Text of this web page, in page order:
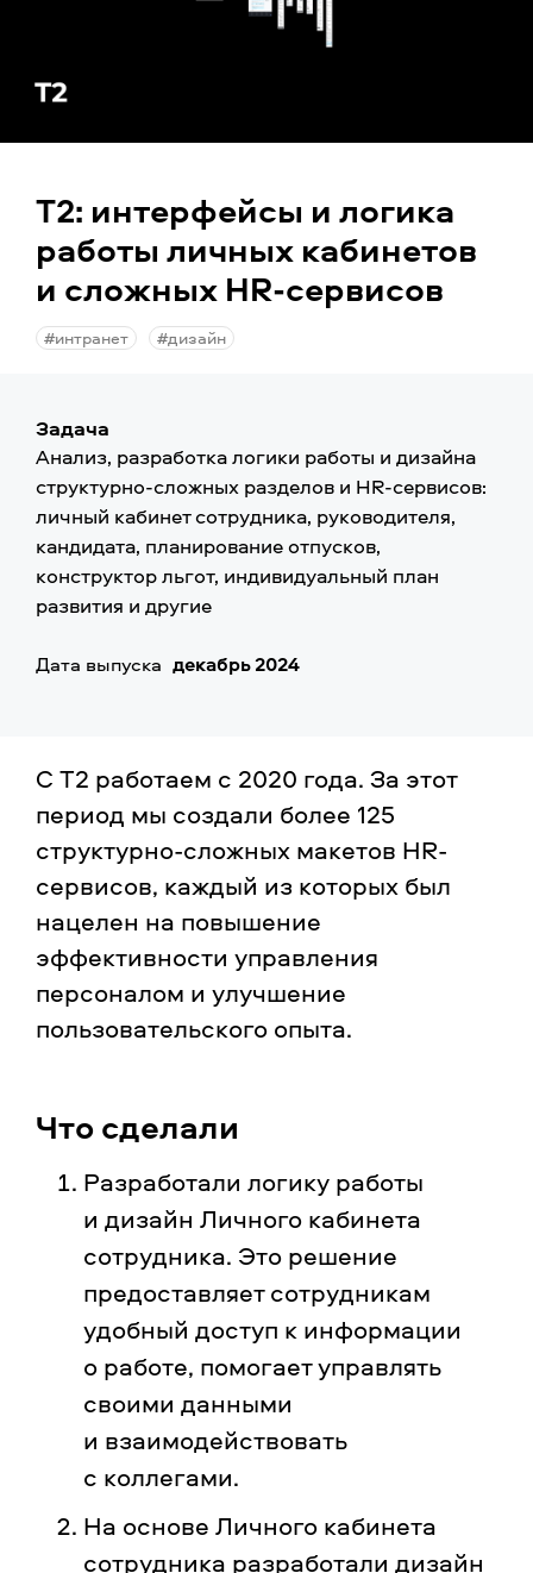
Т2: интерфейсы и логика
работы личных кабинетов
и сложных HR-сервисов
#интранет #дизайн
Задача
Анализ, разработка логики работы и дизайна
структурно-сложных разделов и HR-сервисов:
личный кабинет сотрудника, руководителя,
кандидата, планирование отпусков,
конструктор льгот, индивидуальный план
развития и другие
Дата выпуска декабрь 2024
С T2 работаем с 2020 года. За этот
период мы создали более 125
структурно-сложных макетов HR-
сервисов, каждый из которых был
нацелен на повышение
эффективности управления
персоналом и улучшение
пользовательского опыта.
Что сделали
Разработали логику работы
и дизайн Личного кабинета
сотрудника. Это решение
предоставляет сотрудникам
удобный доступ к информации
о работе, помогает управлять
своими данными
и взаимодействовать
с коллегами.
На основе Личного кабинета
сотрудника разработали дизайн